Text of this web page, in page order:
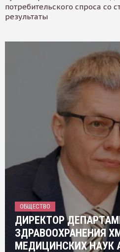
потребительского спроса со
результаты
ОБЩЕСТВО
ДИРЕКТОР
ЗДРАВООХРАНЕНИЯ
МЕДИЦИНСКИХ НАУК